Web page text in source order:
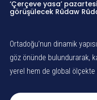
‘Çerçeve yasa’
görüşülecek Rûdaw
Ortadoğu’nun dinamik
göz önünde bulundurarak,
yerel hem de global